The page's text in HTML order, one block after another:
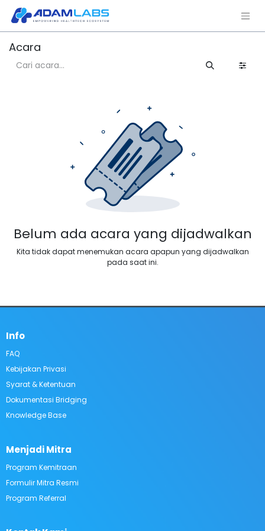
Acara
Belum ada acara yang dijadwalkan
Kita tidak dapat menemukan acara apapun yang dijadwalkan
pada saat ini.
Info
FAQ​
Kebijakan Privasi
Syarat & Ketentuan
Dokumentasi Bridging
Knowledge Base
Menjadi Mitra
Program Kemitraan
Formulir Mitra Resmi
Program Referral